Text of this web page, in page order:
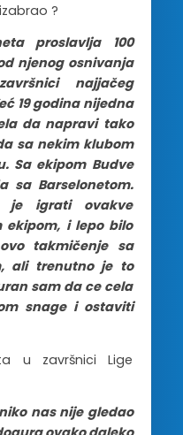
?
proslavlja 100
njenog osnivanja
najjačeg
19 godina nijedna
da napravi tako
sa nekim klubom
Sa ekipom Budve
sa Barselonetom.
je igrati ovakve
ekipom, i lepo bilo
takmičenje sa
ali trenutno je to
sam da ce cela
snage i ostaviti
u završnici Lige
nas nije gledao